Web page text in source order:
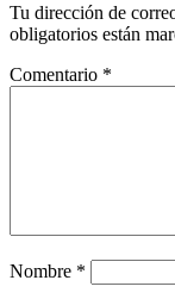
Tu dirección de
obligatorios están
Comentario *
Nombre *